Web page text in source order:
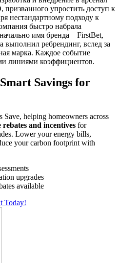
упростить доступ к
нестандартному подходу к
быстро набрала
имя бренда – FirstBet,
выполнил ребрендинг, вслед за
марка. Каждое событие
линиями коэффициентов.
Savings for
helping homeowners across
rebates and incentives for
Lower your energy bills,
your carbon footprint with
upgrades
available
Today!